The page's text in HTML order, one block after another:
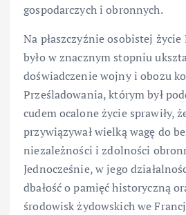
gospodarczych i obronnych.
Na płaszczyźnie osobistej życie
było w znacznym stopniu
doświadczenie wojny i obozu
Prześladowania, którym był
cudem ocalone życie sprawiły,
przywiązywał wielką wagę do
niezależności i zdolności
Jednocześnie, w jego
dbałość o pamięć historyczną
środowisk żydowskich we